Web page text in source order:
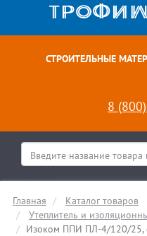
СТРОИТЕЛЬНЫЕ
8
Главная
Каталог товаров
Утеплитель и
Изоком ППИ ПЛ-4/120/25,